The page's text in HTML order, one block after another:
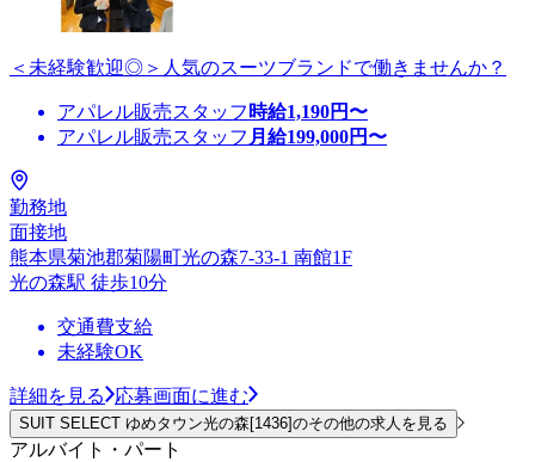
＜未経験歓迎◎＞人気のスーツブランドで働きませんか？
アパレル販売スタッフ 時給1,190円〜
アパレル販売スタッフ 月給199,000円〜
勤務地
面接地
熊本県菊池郡菊陽町光の森7-33-1 南館1F
光の森駅 徒歩10分
交通費支給
未経験OK
詳細を見る 応募画面に進む
SUIT SELECT ゆめタウン光の森[1436]のその他の求人を見る
アルバイト・パート